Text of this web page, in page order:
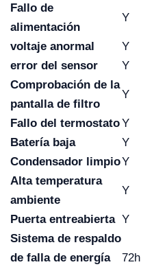
Fallo de
alimentación
Y
voltaje anormal
Y
error del sensor
Y
Comprobación de la
pantalla de filtro
Y
Fallo del termostatoY
Batería baja
Y
Condensador limpioY
Alta temperatura
ambiente
Y
Puerta entreabierta Y
Sistema de respaldo
de falla de energía
72h